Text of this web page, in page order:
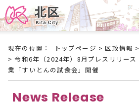
現在の位置： トップページ >区政情報 >
>令和6年（2024年）8月プレスリリース
業「すいとんの試食会」開催
News Release